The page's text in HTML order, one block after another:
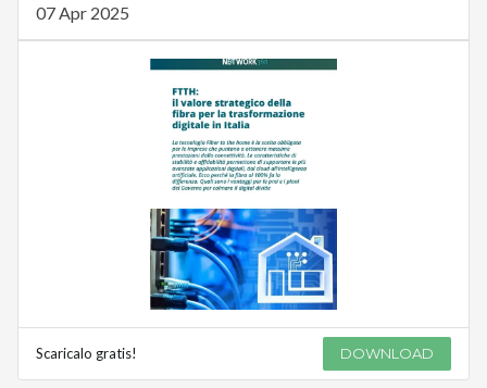
07 Apr 2025
Scaricalo gratis! DOWNLOAD